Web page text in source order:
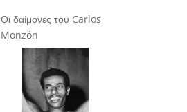
Οι δαίμονες του Carlos
Monzón